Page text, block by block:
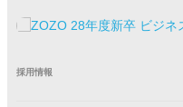
採用情報